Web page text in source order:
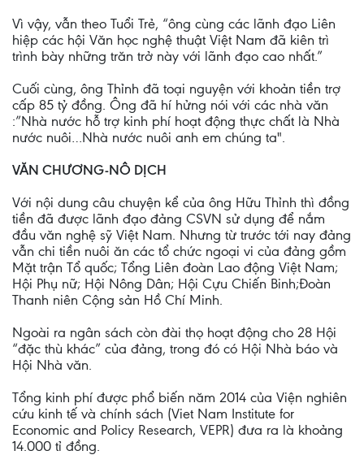
Vì vậy, vẫn theo Tuổi Trẻ, “ông cùng các lãnh đạo Liên
hiệp các hội Văn học nghệ thuật Việt Nam đã kiên trì
trình bày những trăn trở này với lãnh đạo cao nhất.”
Cuối cùng, ông Thỉnh đã toại nguyện với khoản tiền trợ
cấp 85 tỷ đồng. Ông đã hí hửng nói với các nhà văn
:”Nhà nước hỗ trợ kinh phí hoạt động thực chất là Nhà
nước nuôi…Nhà nước nuôi anh em chúng ta".
VĂN CHƯƠNG-NÔ DỊCH
Với nội dung câu chuyện kể của ông Hữu Thỉnh thì đồng
tiền đã được lãnh đạo đảng CSVN sử dụng để nắm
đầu văn nghệ sỹ Việt Nam. Nhưng từ trước tới nay đảng
vẫn chi tiền nuôi ăn các tổ chức ngoại vi của đảng gồm
Mặt trận Tổ quốc; Tổng Liên đoàn Lao động Việt Nam;
Hội Phụ nữ; Hội Nông Dân; Hội Cựu Chiến Binh;Đoàn
Thanh niên Cộng sản Hồ Chí Minh.
Ngoài ra ngân sách còn đài thọ hoạt động cho 28 Hội
“đặc thù khác” của đảng, trong đó có Hội Nhà báo và
Hội Nhà văn.
Tổng kinh phí được phổ biến năm 2014 của Viện nghiên
cứu kinh tế và chính sách (Viet Nam Institute for
Economic and Policy Research, VEPR) đưa ra là khoảng
14.000 tỉ đồng.